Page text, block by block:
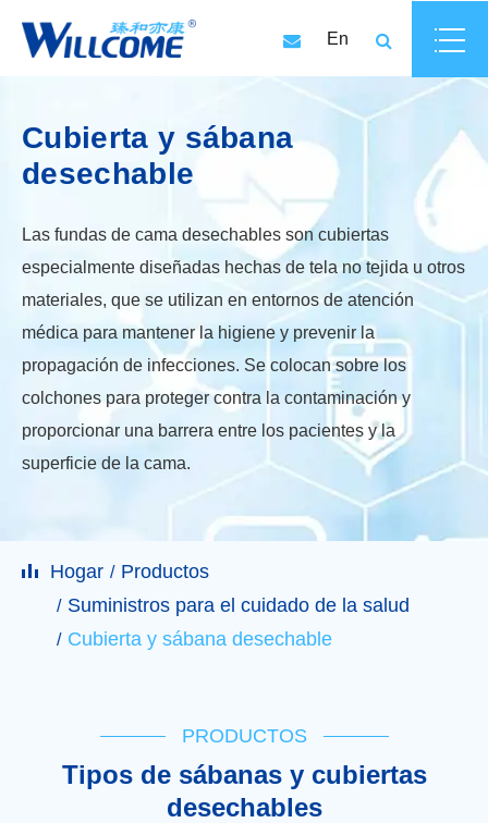
En
Cubierta y sábana
desechable
Las fundas de cama desechables son cubiertas
especialmente diseñadas hechas de tela no tejida u otros
materiales, que se utilizan en entornos de atención
médica para mantener la higiene y prevenir la
propagación de infecciones. Se colocan sobre los
colchones para proteger contra la contaminación y
proporcionar una barrera entre los pacientes y la
superficie de la cama.
Hogar
Productos
Suministros para el cuidado de la salud
Cubierta y sábana desechable
PRODUCTOS
Tipos de sábanas y cubiertas
desechables